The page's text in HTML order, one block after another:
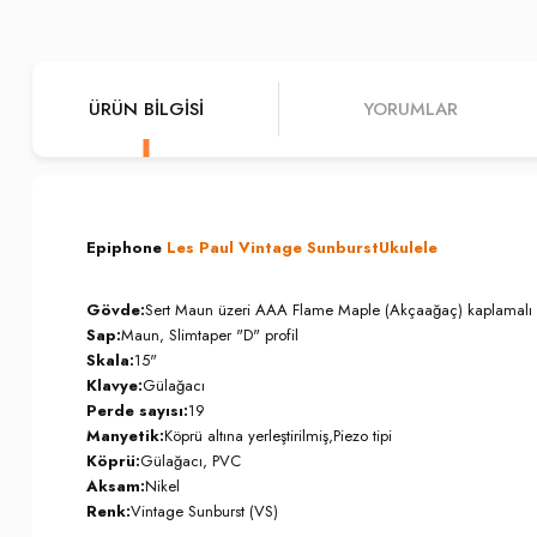
ÜRÜN BILGISI YORUMLAR
Epiphone Les Paul Vintage SunburstUkulele
Gövde:Sert Maun üzeri AAA Flame Maple (Akçaağaç) kaplamalı
Sap:Maun, Slimtaper "D" profil
Skala:15"
Klavye:Gülağacı
Perde sayısı:19
Manyetik:Köprü altına yerleştirilmiş,Piezo tipi
Köprü:Gülağacı, PVC
Aksam:Nikel
Renk:Vintage Sunburst (VS)